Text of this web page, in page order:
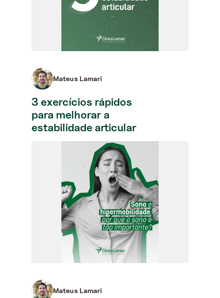
Mateus Lamari
3 exercícios rápidos
para melhorar a
estabilidade articular
Mateus Lamari